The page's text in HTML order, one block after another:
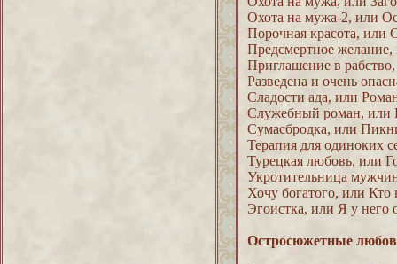
Охота на мужа-2, или
Порочная красота, или
Предсмертное
Приглашение в
Разведена и очень
Сладости ада, или
Служебный роман, или
Сумасбродка, или
Терапия для одиноких
Турецкая любовь, или
Укротительница
Хочу богатого, или Кто
Эгоистка, или Я у него
Остросюжетные